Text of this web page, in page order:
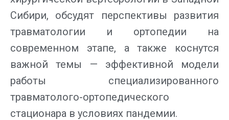
Сибири, обсудят перспективы развития
травматологии и ортопедии на
современном этапе, а также коснутся
важной темы — эффективной модели
работы специализированного
травматолого-ортопедического
стационара в условиях пандемии.